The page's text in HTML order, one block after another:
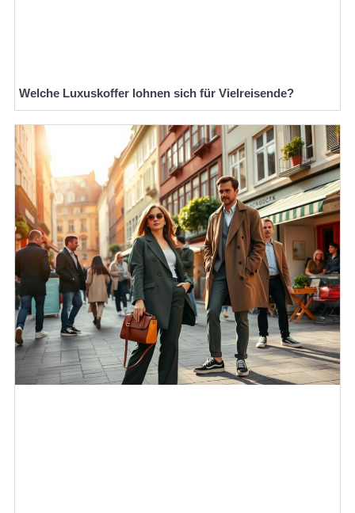
Welche Luxuskoffer lohnen sich für Vielreisende?